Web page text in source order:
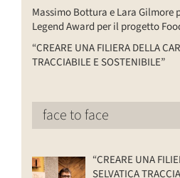
Massimo Bottura e Lara Gilmore
Legend Award per il progetto
“CREARE UNA FILIERA DELLA
TRACCIABILE E SOSTENIBILE”
face to face
“CREARE UNA
SELVATICA